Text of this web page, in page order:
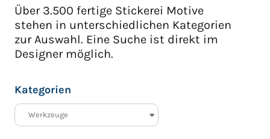
Über 3.500 fertige Stickerei Motive
stehen in unterschiedlichen Kategorien
zur Auswahl. Eine Suche ist direkt im
Designer möglich.
Kategorien